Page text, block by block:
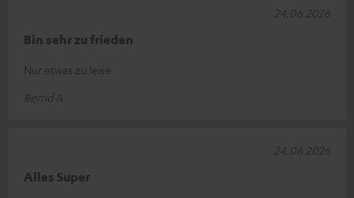
Bin sehr zu frieden
Nur etwas zu leise
Bernd A.
24.06.2026
Alles Super
24.06.2026